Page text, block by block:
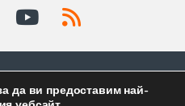
да ви предоставим най-